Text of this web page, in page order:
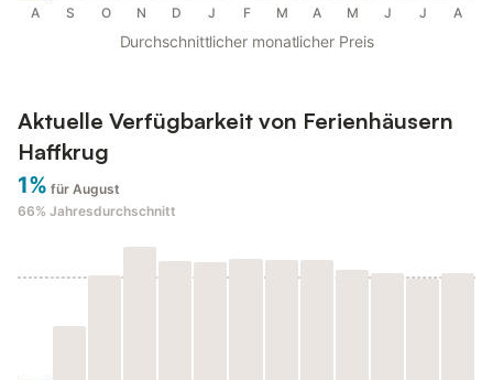
A S O N D J F M A M J J A
Durchschnittlicher monatlicher Preis
Aktuelle Verfügbarkeit von Ferienhäusern
Haffkrug
1% für August
66% Jahresdurchschnitt